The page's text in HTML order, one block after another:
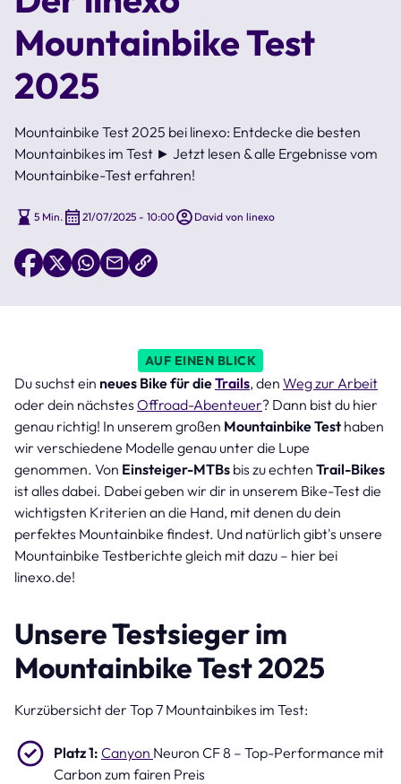
Mountainbike Test
2025
Mountainbike Test 2025 bei linexo: Entdecke die besten
Mountainbikes im Test ► Jetzt lesen & alle Ergebnisse vom
Mountainbike-Test erfahren!
5 Min. 21/07/2025 - 10:00 David von linexo
AUF EINEN BLICK
Du suchst ein neues Bike für dieTrails, den Weg zur Arbeit
oder dein nächstes Offroad-Abenteuer? Dann bist du hier
genau richtig! In unserem großen Mountainbike Test haben
wir verschiedene Modelle genau unter die Lupe
genommen. Von Einsteiger-MTBs bis zu echten Trail-Bikes
ist alles dabei. Dabei geben wir dir in unserem Bike-Test die
wichtigsten Kriterien an die Hand, mit denen du dein
perfektes Mountainbike findest. Und natürlich gibt's unsere
Mountainbike Testberichte gleich mit dazu – hier bei
linexo.de!
Unsere Testsieger im
Mountainbike Test 2025
Kurzübersicht der Top 7 Mountainbikes im Test:
Platz 1: Canyon Neuron CF 8 – Top-Performance mit
Carbon zum fairen Preis